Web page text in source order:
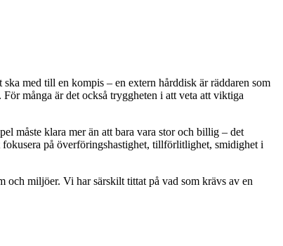
med till en kompis – en extern hårddisk är räddaren som
många är det också tryggheten i att veta att viktiga
måste klara mer än att bara vara stor och billig – det
på överföringshastighet, tillförlitlighet, smidighet i
och miljöer. Vi har särskilt tittat på vad som krävs av en